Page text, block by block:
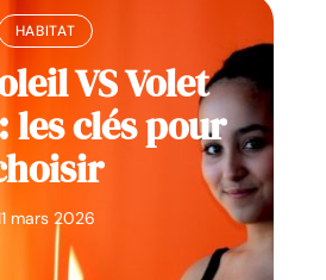
HABITAT
VS Volet
clés pour
mars 2026